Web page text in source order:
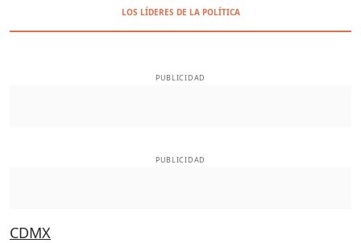
LOS LÍDERES DE LA POLÍTICA
PUBLICIDAD
PUBLICIDAD
CDMX